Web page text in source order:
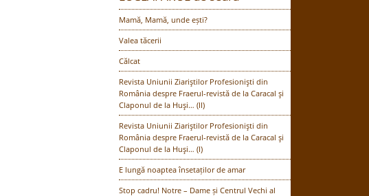
Mamă, Mamă, unde ești?
Valea tăcerii
Călcat
Revista Uniunii Ziariştilor Profesionişti din
România despre Fraerul-revistă de la Caracal şi
Claponul de la Huşi… (II)
Revista Uniunii Ziariştilor Profesionişti din
România despre Fraerul-revistă de la Caracal şi
Claponul de la Huşi… (I)
E lungă noaptea însetaților de amar
Stop cadru! Notre – Dame și Centrul Vechi al